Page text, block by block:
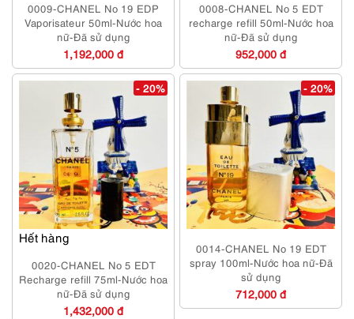
0009-CHANEL No 19 EDP
Vaporisateur 50ml-Nước hoa
nữ-Đã sử dụng
1,192,000 đ
0008-CHANEL No 5 EDT
recharge refill 50ml-Nước hoa
nữ-Đã sử dụng
952,000 đ
Hết hàng
- 20%
0020-CHANEL No 5 EDT
Recharge refill 75ml-Nước hoa
nữ-Đã sử dụng
1,432,000 đ
- 20%
0014-CHANEL No 19 EDT
spray 100ml-Nước hoa nữ-Đã
sử dụng
712,000 đ